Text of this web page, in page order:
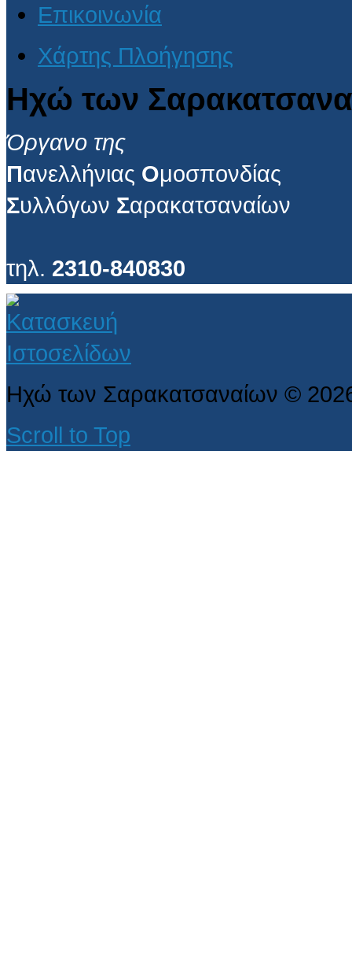
Επικοινωνία
Χάρτης Πλοήγησης
Ηχώ των
Όργανο της
Πανελλήνιας Ομοσπονδίας
Συλλόγων Σαρακατσαναίων
τηλ. 2310-840830
Ηχώ των Σαρακατσαναίων ©
Scroll to Top